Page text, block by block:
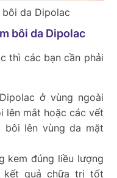
da Dipolac
bôi da Dipolac
thì các bạn cần phải
ở vùng ngoài
lên mắt hoặc các vết
bôi lên vùng da mặt
kem đúng liều lượng
quả chữa trị tốt